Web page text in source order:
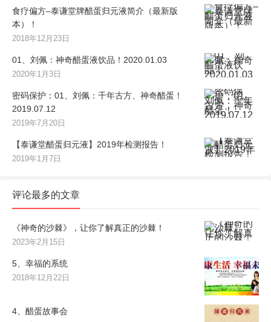
食疗偏方–泰谦堂牌醋蛋归元液简介（最新版
本）！
2018年12月23日
01、刘佩：神奇醋蛋液饮品！2020.01.03
2020年1月3日
密码保护：01、刘佩：千年古方、神奇醋蛋！
2019.07.12
2019年7月20日
【泰谦堂醋蛋归元液】2019年检测报告！
2019年1月7日
评论最多的文章
《神奇的沙棘》，让你了解真正的沙棘！
2023年2月15日
5、幸福的系统
2018年12月22日
4、醋蛋故事会